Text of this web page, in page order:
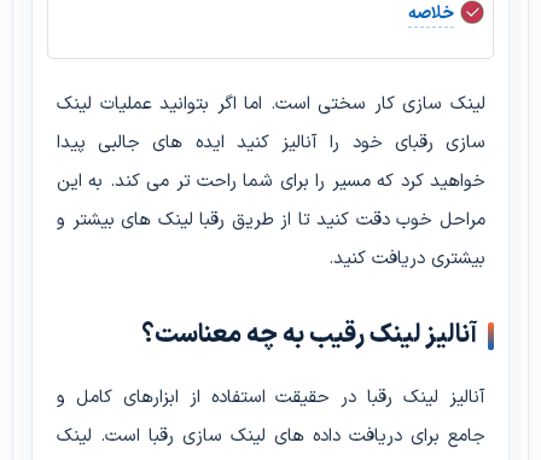
خلاصه
لینک سازی کار سختی است. اما اگر بتوانید عملیات لینک
سازی رقبای خود را آنالیز کنید ایده های جالبی پیدا
خواهید کرد که مسیر را برای شما راحت تر می کند. به این
مراحل خوب دقت کنید تا از طریق رقبا لینک های بیشتر و
بیشتری دریافت کنید.
آنالیز لینک رقیب به چه معناست؟
آنالیز لینک رقبا در حقیقت استفاده از ابزارهای کامل و
جامع برای دریافت داده های لینک سازی رقبا است. لینک